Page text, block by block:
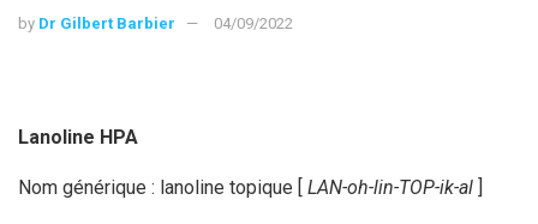
by Dr Gilbert Barbier 04/09/2022
Lanoline HPA
Nom générique : lanoline topique [ LAN-oh-lin-TOP-ik-al ]